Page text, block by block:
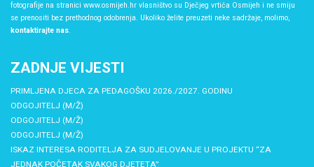
fotografije na stranici www.osmijeh.hr vlasništvo su Dječjeg vrtića Osmijeh i ne smiju
se prenositi bez prethodnog odobrenja. Ukoliko želite preuzeti neke sadržaje, molimo,
kontaktirajte nas.
ZADNJE VIJESTI
PRIMLJENA DJECA ZA PEDAGOŠKU 2026./2027. GODINU
ODGOJITELJ (M/Ž)
ODGOJITELJ (M/Ž)
ODGOJITELJ (M/Ž)
ISKAZ INTERESA RODITELJA ZA SUDJELOVANJE U PROJEKTU “ZA
JEDNAK POČETAK SVAKOG DJETETA”